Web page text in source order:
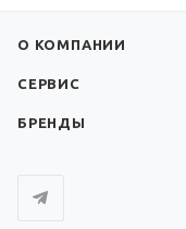
О КОМПАНИИ
СЕРВИС
БРЕНДЫ